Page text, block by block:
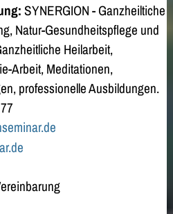
SYNERGION - Ganzheiltiche
Natur-Gesundheitspflege und
Heilarbeit,
Arbeit, Meditationen,
professionelle Ausbildungen.